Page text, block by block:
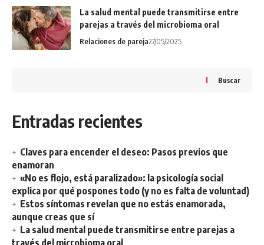
La salud mental puede transmitirse entre
parejas a través del microbioma oral
Relaciones de pareja27/05/2025
Buscar
Entradas recientes
Claves para encender el deseo: Pasos previos que
enamoran
«No es flojo, está paralizado»: la psicología social
explica por qué pospones todo (y no es falta de voluntad)
Estos síntomas revelan que no estás enamorada,
aunque creas que sí
La salud mental puede transmitirse entre parejas a
través del microbioma oral